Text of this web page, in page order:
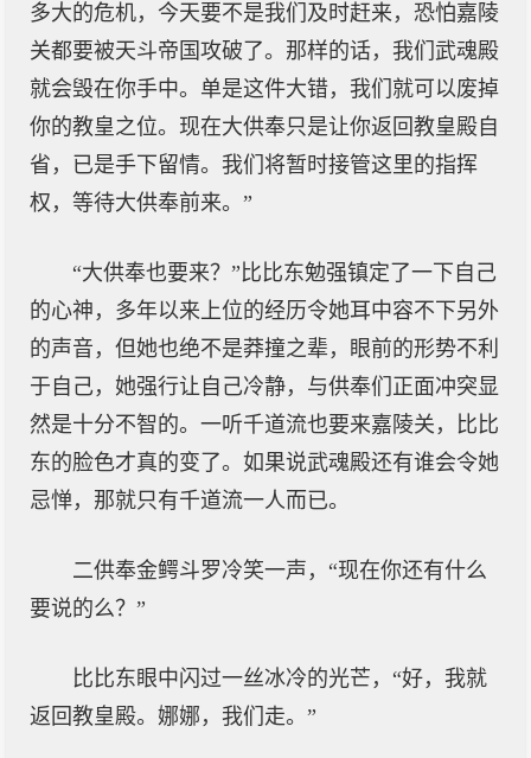
多大的危机，今天要不是我们及时赶来，恐怕嘉陵
关都要被天斗帝国攻破了。那样的话，我们武魂殿
就会毁在你手中。单是这件大错，我们就可以废掉
你的教皇之位。现在大供奉只是让你返回教皇殿自
省，已是手下留情。我们将暂时接管这里的指挥
权，等待大供奉前来。”
“大供奉也要来？”比比东勉强镇定了一下自己
的心神，多年以来上位的经历令她耳中容不下另外
的声音，但她也绝不是莽撞之辈，眼前的形势不利
于自己，她强行让自己冷静，与供奉们正面冲突显
然是十分不智的。一听千道流也要来嘉陵关，比比
东的脸色才真的变了。如果说武魂殿还有谁会令她
忌惮，那就只有千道流一人而已。
二供奉金鳄斗罗冷笑一声，“现在你还有什么
要说的么？”
比比东眼中闪过一丝冰冷的光芒，“好，我就
返回教皇殿。娜娜，我们走。”